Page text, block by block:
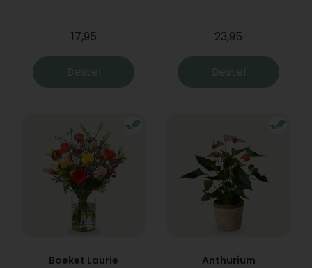
17,95
Bestel
23,95
Bestel
Boeket Laurie Anthurium